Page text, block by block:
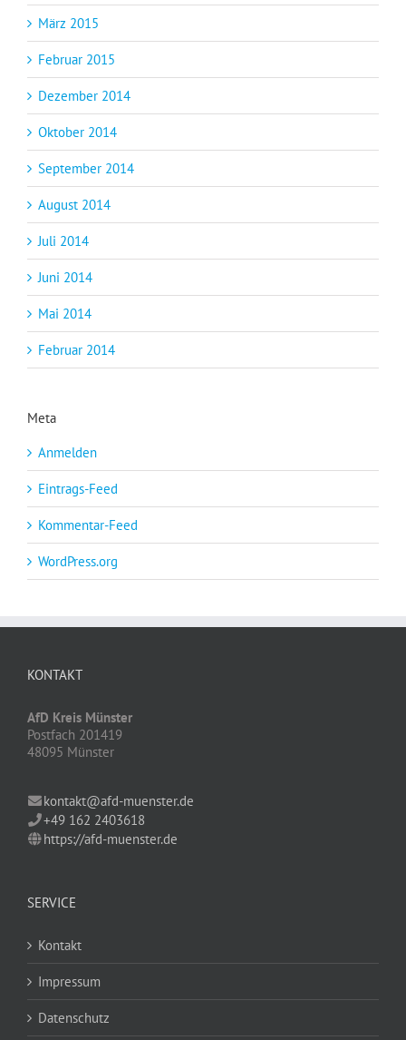
März 2015
Februar 2015
Dezember 2014
Oktober 2014
September 2014
August 2014
Juli 2014
Juni 2014
Mai 2014
Februar 2014
Meta
Anmelden
Eintrags-Feed
Kommentar-Feed
WordPress.org
KONTAKT
AfD Kreis Münster
Postfach 201419
48095 Münster
kontakt@afd-muenster.de
+49 162 2403618
https://afd-muenster.de
SERVICE
Kontakt
Impressum
Datenschutz